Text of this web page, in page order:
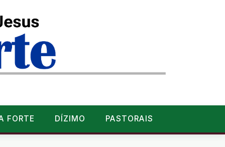
FORTE DÍZIMO PASTORAIS